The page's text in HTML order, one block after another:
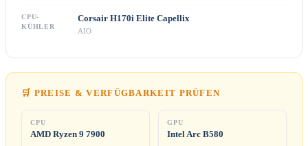
CPU-
KÜHLER
Corsair H170i Elite Capellix
AIO
🛒 PREISE & VERFÜGBARKEIT PRÜFEN
CPU
AMD Ryzen 9 7900
GPU
Intel Arc B580